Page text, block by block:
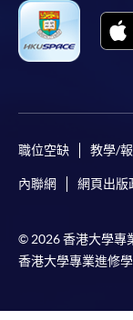
職位空缺 教學/
內聯網 網頁出版
© 2026 香港大學專
香港大學專業進修